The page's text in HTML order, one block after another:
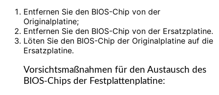
Entfernen Sie den BIOS-Chip von der
Originalplatine;
Entfernen Sie den BIOS-Chip von der Ersatzplatine.
Löten Sie den BIOS-Chip der Originalplatine auf die
Ersatzplatine.
Vorsichtsmaßnahmen für den Austausch des
BIOS-Chips der Festplattenplatine: